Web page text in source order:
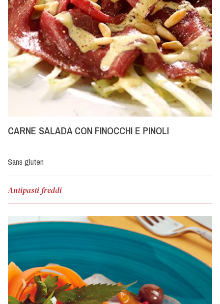
CARNE SALADA CON FINOCCHI E PINOLI
Sans gluten
Antipasti freddi